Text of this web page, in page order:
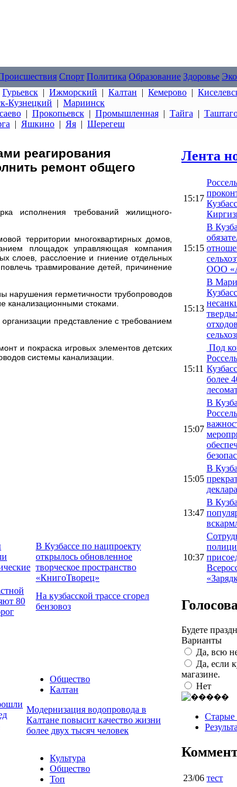
Спорт Политика Образование Здоровье
Гурьевск | Ижморский | Калтан | Кемерово |
Кузнецкий | Мариинск
| Прокопьевск| Промышленная| Тайга |
| Яшкино | Яя | Шерегеш
реагирования
ремонт общего
исполнения требований жилищного-
территории многоквартирных домов,
площадок управляющая компания
слоев, расслоение и гниение отдельных
травмирование детей, причинение
нарушения герметичности трубопроводов
канализационными стоками.
представление с требованием
и покраска игровых элементов детских
системы канализации.
В Кузбассе по нацпроекту
открылось обновленное
творческое пространство
«КнигоТворец»
80
На кузбасской трассе сгорел
бензовоз
Общество
Калтан
Модернизация водопровода в
Калтане повысит качество жизни
более двух тысяч человек
Культура
Общество
Топ
Лента
15:17
15:15
В
ООО
15:13
В
15:11
Под
более
15:07
В
15:05
В
13:47
В
10:37
Будете
Варианты
Да, всю
Да, если
магазине.
Нет
Старые
23/06 тест